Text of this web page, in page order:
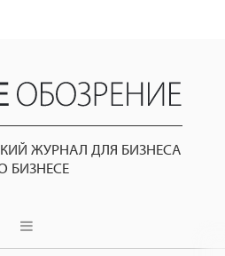
ЖУРНАЛ ДЛЯ БИЗНЕСА
БИЗНЕСЕ